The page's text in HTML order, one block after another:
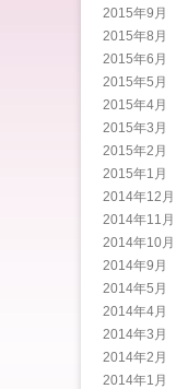
2015年9月
2015年8月
2015年6月
2015年5月
2015年4月
2015年3月
2015年2月
2015年1月
2014年12月
2014年11月
2014年10月
2014年9月
2014年5月
2014年4月
2014年3月
2014年2月
2014年1月